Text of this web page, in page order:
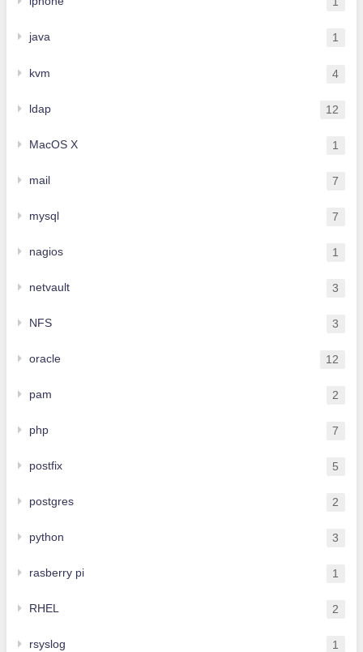
java 1
kvm 4
ldap 12
MacOS X 1
mail 7
mysql 7
nagios 1
netvault 3
NFS 3
oracle 12
pam 2
php 7
postfix 5
postgres 2
python 3
rasberry pi 1
RHEL 2
rsyslog 1